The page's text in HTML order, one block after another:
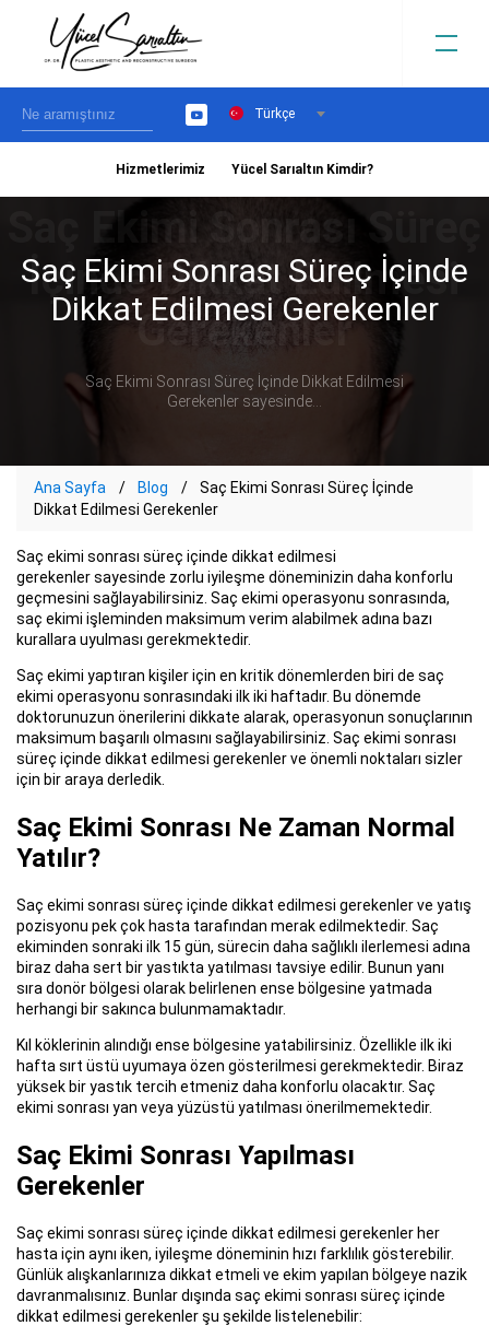
YouTubeTürkçe
Hizmetlerimiz Yücel Sarıaltın Kimdir?
Saç Ekimi Sonrası Süreç İçinde
Dikkat Edilmesi Gerekenler
Saç Ekimi Sonrası Süreç İçinde Dikkat Edilmesi
Gerekenler sayesinde...
Ana Sayfa Blog
Saç Ekimi Sonrası Süreç İçinde
Dikkat Edilmesi Gerekenler
Saç ekimi sonrası süreç içinde dikkat edilmesi
gerekenler sayesinde zorlu iyileşme döneminizin daha konforlu
geçmesini sağlayabilirsiniz. Saç ekimi operasyonu sonrasında,
saç ekimi işleminden maksimum verim alabilmek adına bazı
kurallara uyulması gerekmektedir.
Saç ekimi yaptıran kişiler için en kritik dönemlerden biri de saç
ekimi operasyonu sonrasındaki ilk iki haftadır. Bu dönemde
doktorunuzun önerilerini dikkate alarak, operasyonun sonuçlarının
maksimum başarılı olmasını sağlayabilirsiniz. Saç ekimi sonrası
süreç içinde dikkat edilmesi gerekenler ve önemli noktaları sizler
için bir araya derledik.
Saç Ekimi Sonrası Ne Zaman Normal
Yatılır?
Saç ekimi sonrası süreç içinde dikkat edilmesi gerekenler ve yatış
pozisyonu pek çok hasta tarafından merak edilmektedir. Saç
ekiminden sonraki ilk 15 gün, sürecin daha sağlıklı ilerlemesi adına
biraz daha sert bir yastıkta yatılması tavsiye edilir. Bunun yanı
sıra donör bölgesi olarak belirlenen ense bölgesine yatmada
herhangi bir sakınca bulunmamaktadır.
Kıl köklerinin alındığı ense bölgesine yatabilirsiniz. Özellikle ilk iki
hafta sırt üstü uyumaya özen gösterilmesi gerekmektedir. Biraz
yüksek bir yastık tercih etmeniz daha konforlu olacaktır. Saç
ekimi sonrası yan veya yüzüstü yatılması önerilmemektedir.
Saç Ekimi Sonrası Yapılması
Gerekenler
Saç ekimi sonrası süreç içinde dikkat edilmesi gerekenler her
hasta için aynı iken, iyileşme döneminin hızı farklılık gösterebilir.
Günlük alışkanlarınıza dikkat etmeli ve ekim yapılan bölgeye nazik
davranmalısınız. Bunlar dışında saç ekimi sonrası süreç içinde
dikkat edilmesi gerekenler şu şekilde listelenebilir: